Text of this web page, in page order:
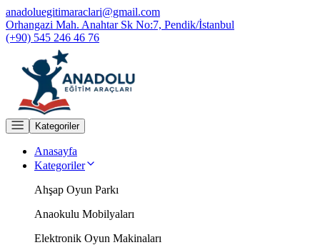
anadoluegitimaraclari@gmail.com
Orhangazi Mah. Anahtar Sk No:7, Pendik/İstanbul
(+90) 545 246 46 76
Kategoriler
Anasayfa
Kategoriler
Ahşap Oyun Parkı
Anaokulu Mobilyaları
Elektronik Oyun Makinaları